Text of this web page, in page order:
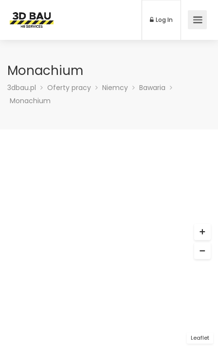
Log In
Monachium
3dbau.pl Oferty pracy Niemcy
Bawaria
Monachium
Leaflet